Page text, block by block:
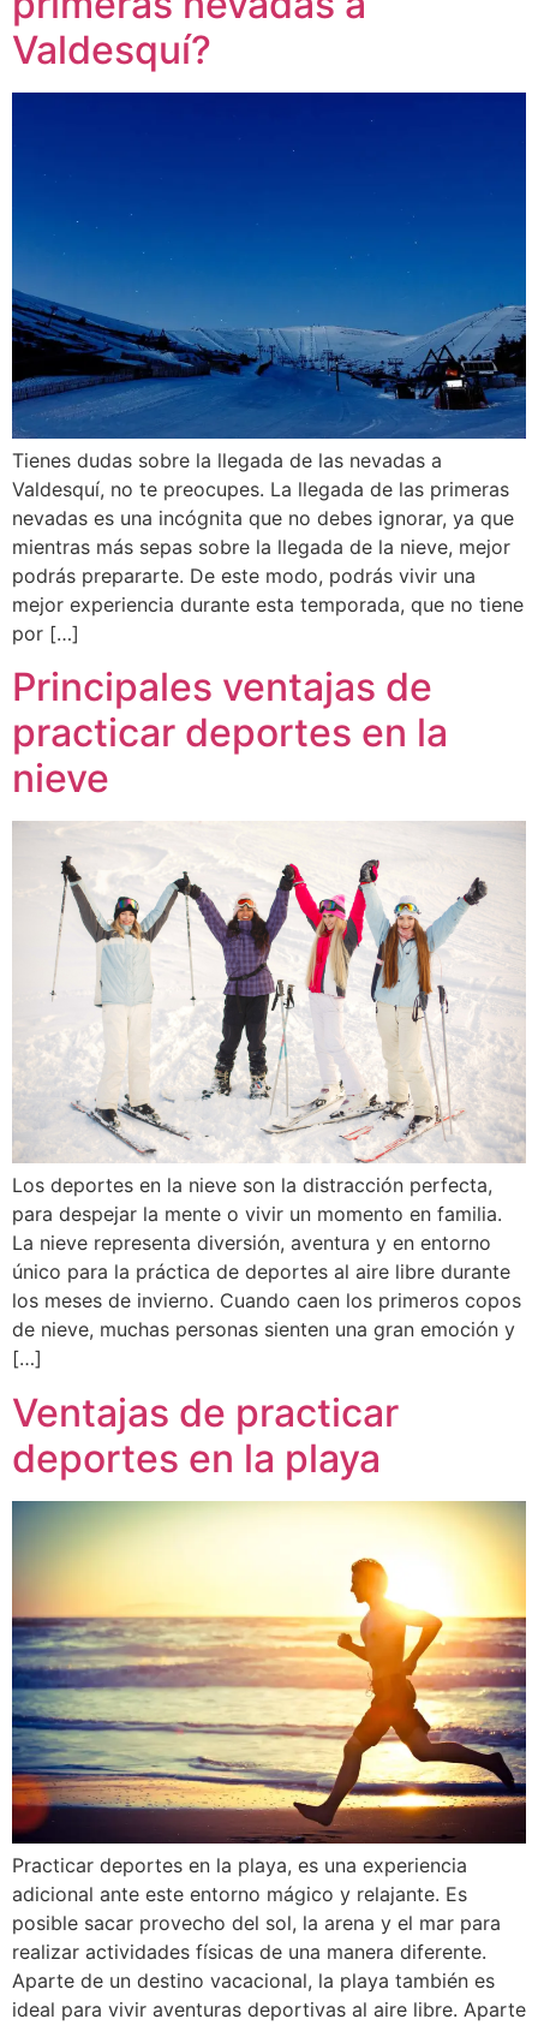
Valdesquí?
Tienes dudas sobre la llegada de las nevadas a
Valdesquí, no te preocupes. La llegada de las primeras
nevadas es una incógnita que no debes ignorar, ya que
mientras más sepas sobre la llegada de la nieve, mejor
podrás prepararte. De este modo, podrás vivir una
mejor experiencia durante esta temporada, que no tiene
por […]
Principales ventajas de
practicar deportes en la
nieve
Los deportes en la nieve son la distracción perfecta,
para despejar la mente o vivir un momento en familia.
La nieve representa diversión, aventura y en entorno
único para la práctica de deportes al aire libre durante
los meses de invierno. Cuando caen los primeros copos
de nieve, muchas personas sienten una gran emoción y
[…]
Ventajas de practicar
deportes en la playa
Practicar deportes en la playa, es una experiencia
adicional ante este entorno mágico y relajante. Es
posible sacar provecho del sol, la arena y el mar para
realizar actividades físicas de una manera diferente.
Aparte de un destino vacacional, la playa también es
ideal para vivir aventuras deportivas al aire libre. Aparte